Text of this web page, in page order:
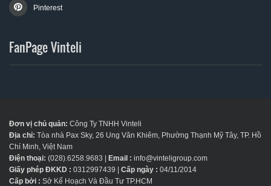
Pinterest
FanPage Vinteli
Đơn vị chủ quản: Công Ty TNHH Vinteli
Địa chỉ: Tòa nhà Pax Sky, 26 Ung Văn Khiêm, Phường Thạnh Mỹ Tây, TP. Hồ
Chí Minh, Việt Nam
Điện thoại: (028).6258.9683 | Email : info@vinteligroup.com
Giấy phép ĐKKD : 0312997439 | Cấp ngày : 04/11/2014
Cấp bởi : Sở Kế Hoạch Và Đầu Tư TP.HCM